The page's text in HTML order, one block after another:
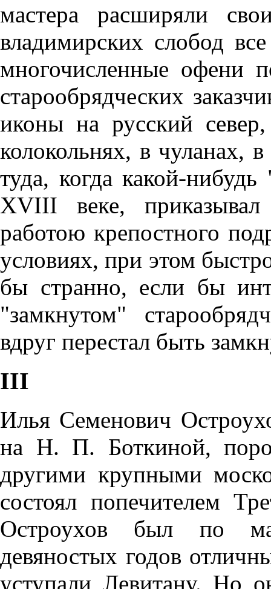
мастера расширяли
владимирских слобод
многочисленные офени
старообрядческих
иконы на русский
колокольнях, в чуланах,
туда, когда какой-
XVIII веке,
работою крепостного
условиях, при этом
бы странно, если бы
"замкнутом"
вдруг перестал быть
III
Илья Семенович
на Н. П. Боткиной,
другими крупными
состоял попечителем
Остроухов был по
девяностых годов
уступали Левитану. Но